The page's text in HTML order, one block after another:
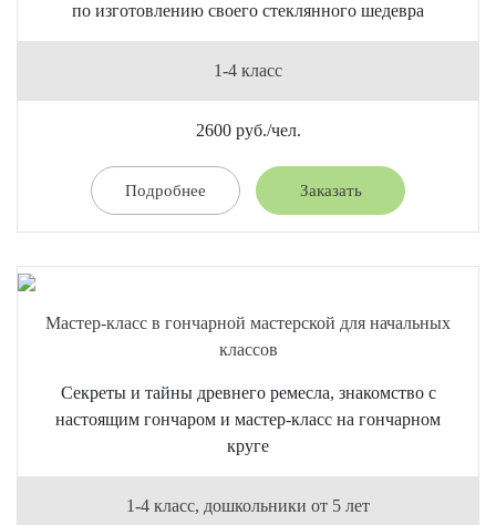
по изготовлению своего стеклянного шедевра
1-4 класс
2600 руб./чел.
Подробнее Заказать
Мастер-класс в гончарной мастерской для начальных
классов
Секреты и тайны древнего ремесла, знакомство с
настоящим гончаром и мастер-класс на гончарном
круге
1-4 класс, дошкольники от 5 лет